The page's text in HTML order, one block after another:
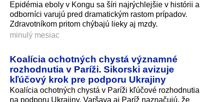
Epidémia eboly v Kongu sa šíri najrýchlejšie v histórii a
odborníci varujú pred dramatickým rastom prípadov.
Zdravotníkom pritom chýbajú lieky aj mzdy.
minulý mesiac
Koalícia ochotných chystá významné
rozhodnutia v Paríži. Sikorski avizuje
kľúčový krok pre podporu Ukrajiny
Koalícia ochotných chystá v Paríži kľúčové rozhodnutia
na podporu Ukrajiny. Varšava aj Paríž naznačujú, že